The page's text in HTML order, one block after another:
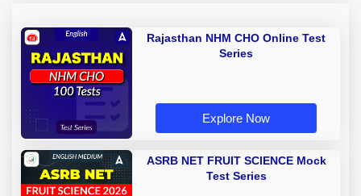
Rajasthan NHM CHO Online Test
Series
Explore Now
ASRB NET FRUIT SCIENCE Mock
Test Series